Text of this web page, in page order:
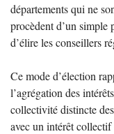
départements qui ne
procèdent d’un simple
d’élire les conseillers
Ce mode d’élection
l’agrégation des
collectivité distincte
avec un intérêt